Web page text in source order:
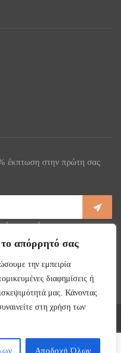
απόρρητό σας
την εμπειρία
διαφημίσεις ή
μας. Κάνοντας
στη χρήση των
Αποδοχή Όλων
έκπτωση στην πρώτη σας
όρους χρήσης